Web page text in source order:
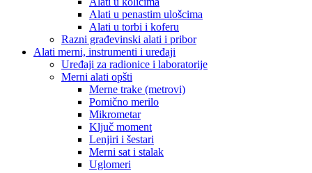
Alati u penastim ulošcima
Alati u torbi i koferu
Razni građevinski alati i pribor
Alati merni, instrumenti i uređaji
Uređaji za radionice i laboratorije
Merni alati opšti
Merne trake (metrovi)
Pomično merilo
Mikrometar
Ključ moment
Lenjiri i šestari
Merni sat i stalak
Uglomeri